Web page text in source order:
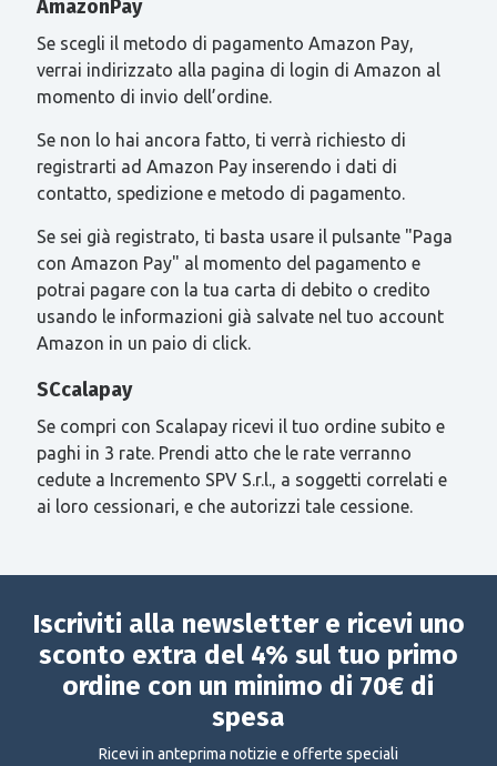
AmazonPay
Se scegli il metodo di pagamento Amazon Pay,
verrai indirizzato alla pagina di login di Amazon al
momento di invio dell’ordine.
Se non lo hai ancora fatto, ti verrà richiesto di
registrarti ad Amazon Pay inserendo i dati di
contatto, spedizione e metodo di pagamento.
Se sei già registrato, ti basta usare il pulsante "Paga
con Amazon Pay" al momento del pagamento e
potrai pagare con la tua carta di debito o credito
usando le informazioni già salvate nel tuo account
Amazon in un paio di click.
SCcalapay
Se compri con Scalapay ricevi il tuo ordine subito e
paghi in 3 rate. Prendi atto che le rate verranno
cedute a Incremento SPV S.r.l., a soggetti correlati e
ai loro cessionari, e che autorizzi tale cessione.
Iscriviti alla newsletter e ricevi uno
sconto extra del 4% sul tuo primo
ordine con un minimo di 70€ di
spesa
Ricevi in anteprima notizie e offerte speciali